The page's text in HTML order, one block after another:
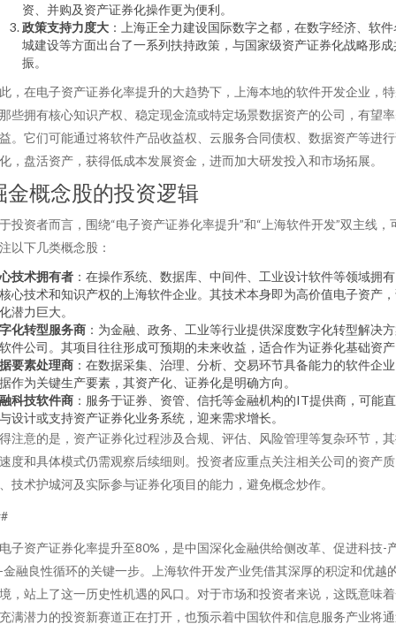
资、并购及资产证券化操作更为便利。
政策支持力度大 ：上海正全力建设国际数字之都，在数字经济、软件
城建设等方面出台了一系列扶持政策，与国家级资产证券化战略形成
振。
，在电子资产证券化率提升的大趋势下，上海本地的软件开发企业，
些拥有核心知识产权、稳定现金流或特定场景数据资产的公司，有望
。它们可能通过将软件产品收益权、云服务合同债权、数据资产等进
，盘活资产，获得低成本发展资金，进而加大研发投入和市场拓展。
金概念股的投资逻辑
投资者而言，围绕“电子资产证券化率提升”和“上海软件开发”双主线，
以下几类概念股：
技术拥有者 ：在操作系统、数据库、中间件、工业设计软件等领域拥
心技术和知识产权的上海软件企业。其技术本身即为高价值电子资产
潜力巨大。
化转型服务商 ：为金融、政务、工业等行业提供深度数字化转型解决
件公司。其项目往往形成可预期的未来收益，适合作为证券化基础资
要素处理商 ：在数据采集、治理、分析、交易环节具备能力的软件企
作为关键生产要素，其资产化、证券化是明确方向。
科技软件商 ：服务于证券、资管、信托等金融机构的IT提供商，可能
设计或支持资产证券化业务系统，迎来需求增长。
注意的是，资产证券化过程涉及合规、评估、风险管理等复杂环节，
度和具体模式仍需观察后续细则。投资者应重点关注相关公司的资产质
技术护城河及实际参与证券化项目的能力，避免概念炒作。
子资产证券化率提升至80%，是中国深化金融供给侧改革、促进科技-
金融良性循环的关键一步。上海软件开发产业凭借其深厚的积淀和优越
，站上了这一历史性机遇的风口。对于市场和投资者来说，这既意味
满潜力的投资新赛道正在打开，也预示着中国软件和信息服务产业将